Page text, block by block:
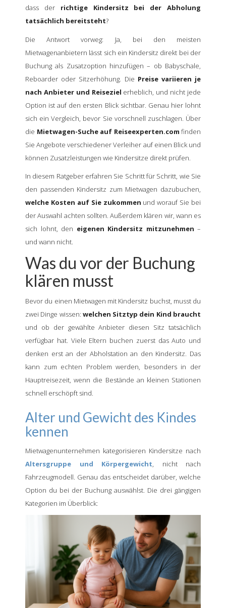
dass der richtige Kindersitz bei der Abholung
tatsächlich bereitsteht?
Die Antwort vorweg: Ja, bei den meisten
Mietwagenanbietern lässt sich ein Kindersitz direkt bei der
Buchung als Zusatzoption hinzufügen – ob Babyschale,
Reboarder oder Sitzerhöhung. Die Preise variieren je
nach Anbieter und Reiseziel erheblich, und nicht jede
Option ist auf den ersten Blick sichtbar. Genau hier lohnt
sich ein Vergleich, bevor Sie vorschnell zuschlagen. Über
die Mietwagen-Suche auf Reiseexperten.com finden
Sie Angebote verschiedener Verleiher auf einen Blick und
können Zusatzleistungen wie Kindersitze direkt prüfen.
In diesem Ratgeber erfahren Sie Schritt für Schritt, wie Sie
den passenden Kindersitz zum Mietwagen dazubuchen,
welche Kosten auf Sie zukommen und worauf Sie bei
der Auswahl achten sollten. Außerdem klären wir, wann es
sich lohnt, den eigenen Kindersitz mitzunehmen –
und wann nicht.
Was du vor der Buchung
klären musst
Bevor du einen Mietwagen mit Kindersitz buchst, musst du
zwei Dinge wissen: welchen Sitztyp dein Kind braucht
und ob der gewählte Anbieter diesen Sitz tatsächlich
verfügbar hat. Viele Eltern buchen zuerst das Auto und
denken erst an der Abholstation an den Kindersitz. Das
kann zum echten Problem werden, besonders in der
Hauptreisezeit, wenn die Bestände an kleinen Stationen
schnell erschöpft sind.
Alter und Gewicht des Kindes
kennen
Mietwagenunternehmen kategorisieren Kindersitze nach
Altersgruppe und Körpergewicht, nicht nach
Fahrzeugmodell. Genau das entscheidet darüber, welche
Option du bei der Buchung auswählst. Die drei gängigen
Kategorien im Überblick: